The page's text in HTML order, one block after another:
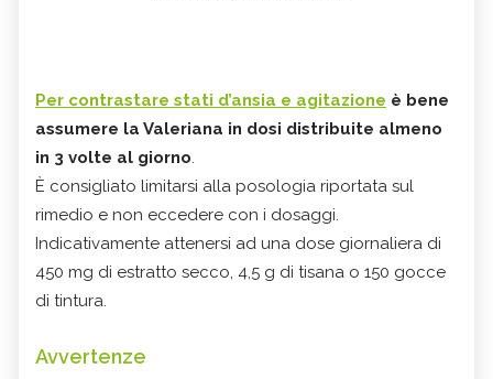
Per contrastare stati d’ansia e agitazione è bene
assumere la Valeriana in dosi distribuite almeno
in 3 volte al giorno.
È consigliato limitarsi alla posologia riportata sul
rimedio e non eccedere con i dosaggi.
Indicativamente attenersi ad una dose giornaliera di
450 mg di estratto secco, 4,5 g di tisana o 150 gocce
di tintura.
Avvertenze